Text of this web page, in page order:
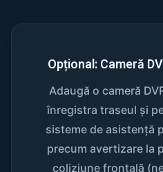
Opțional: Cameră
Adaugă o cameră
înregistra traseul și
sisteme de asistență
precum avertizare la
coliziune frontală